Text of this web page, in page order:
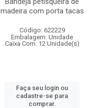
madeira com porta tacas
Código: 622229
Embalagem: Unidade
Caixa Com: 12 Unidade(s)
Faça seu login ou
cadastre-se para
comprar.